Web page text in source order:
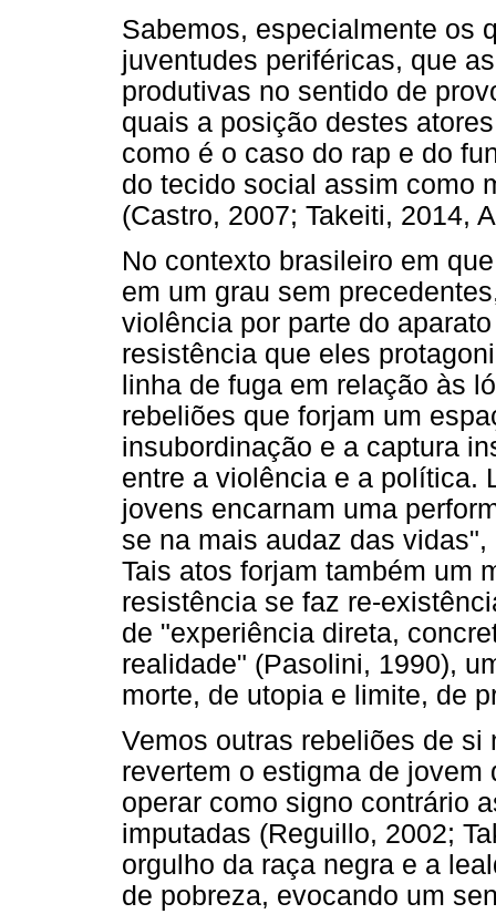
Sabemos, especialmente os
juventudes periféricas, que
produtivas no sentido de
quais a posição destes
como é o caso do rap e do
do tecido social assim como
(Castro, 2007; Takeiti, 2014,
No contexto brasileiro em
em um grau sem
violência por parte do
resistência que eles
linha de fuga em relação às
rebeliões que forjam um
insubordinação e a captura
entre a violência e a política.
jovens encarnam uma
se na mais audaz das
Tais atos forjam também um
resistência se faz re-
de "experiência direta,
realidade" (Pasolini, 1990),
morte, de utopia e limite, de
Vemos outras rebeliões de
revertem o estigma de
operar como signo contrário
imputadas (Reguillo, 2002;
orgulho da raça negra e a
de pobreza, evocando um